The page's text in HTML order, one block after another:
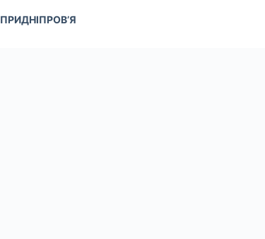
ПРИДНІПРОВ’Я